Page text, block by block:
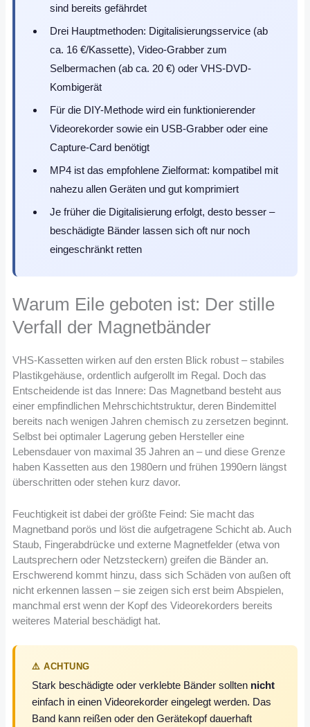
sind bereits gefährdet
Drei Hauptmethoden: Digitalisierungsservice (ab
ca. 16 €/Kassette), Video-Grabber zum
Selbermachen (ab ca. 20 €) oder VHS-DVD-
Kombigerät
Für die DIY-Methode wird ein funktionierender
Videorekorder sowie ein USB-Grabber oder eine
Capture-Card benötigt
MP4 ist das empfohlene Zielformat: kompatibel mit
nahezu allen Geräten und gut komprimiert
Je früher die Digitalisierung erfolgt, desto besser –
beschädigte Bänder lassen sich oft nur noch
eingeschränkt retten
Warum Eile geboten ist: Der stille
Verfall der Magnetbänder
VHS-Kassetten wirken auf den ersten Blick robust – stabiles
Plastikgehäuse, ordentlich aufgerollt im Regal. Doch das
Entscheidende ist das Innere: Das Magnetband besteht aus
einer empfindlichen Mehrschichtstruktur, deren Bindemittel
bereits nach wenigen Jahren chemisch zu zersetzen beginnt.
Selbst bei optimaler Lagerung geben Hersteller eine
Lebensdauer von maximal 35 Jahren an – und diese Grenze
haben Kassetten aus den 1980ern und frühen 1990ern längst
überschritten oder stehen kurz davor.
Feuchtigkeit ist dabei der größte Feind: Sie macht das
Magnetband porös und löst die aufgetragene Schicht ab. Auch
Staub, Fingerabdrücke und externe Magnetfelder (etwa von
Lautsprechern oder Netzsteckern) greifen die Bänder an.
Erschwerend kommt hinzu, dass sich Schäden von außen oft
nicht erkennen lassen – sie zeigen sich erst beim Abspielen,
manchmal erst wenn der Kopf des Videorekorders bereits
weiteres Material beschädigt hat.
⚠️ ACHTUNG
Stark beschädigte oder verklebte Bänder sollten nicht
einfach in einen Videorekorder eingelegt werden. Das
Band kann reißen oder den Gerätekopf dauerhaft